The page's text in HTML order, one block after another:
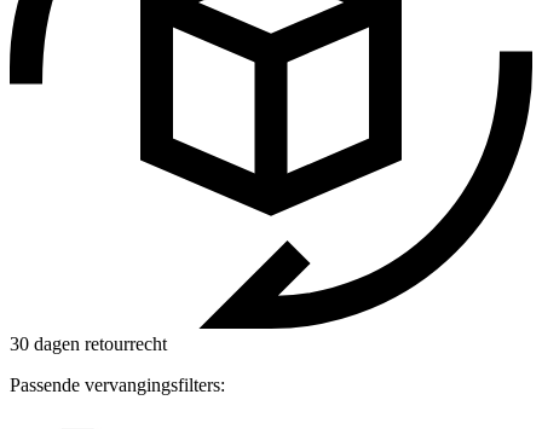
30 dagen retourrecht
Passende vervangingsfilters: